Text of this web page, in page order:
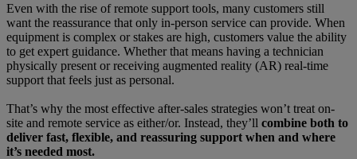
Even with the rise of remote support tools, many customers still
want the reassurance that only in-person service can provide. When
equipment is complex or stakes are high, customers value the ability
to get expert guidance. Whether that means having a technician
physically present or receiving augmented reality (AR) real-time
support that feels just as personal.
That’s why the most effective after-sales strategies won’t treat on-
site and remote service as either/or. Instead, they’ll combine both to
deliver fast, flexible, and reassuring support when and where
it’s needed most.